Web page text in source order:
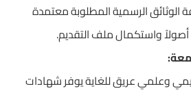
الوثائق الرسمية المطلوبة معتمدة
واستكمال ملف التقديم.
وعلمي عريق للغاية يوفر شهادات